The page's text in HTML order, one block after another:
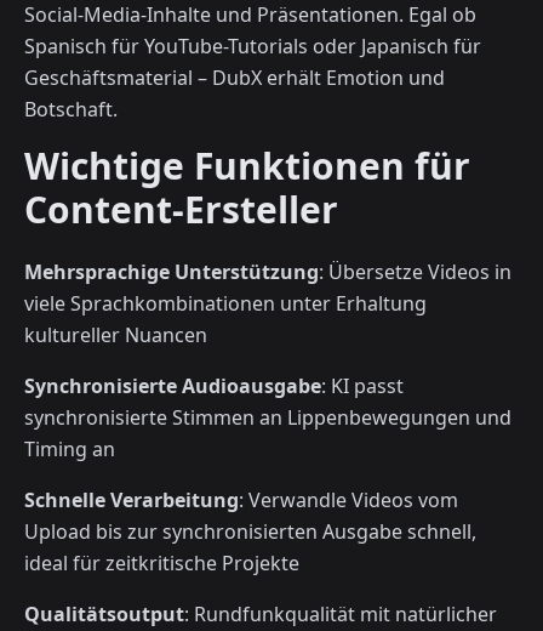
Social-Media-Inhalte und Präsentationen. Egal ob
Spanisch für YouTube-Tutorials oder Japanisch für
Geschäftsmaterial – DubX erhält Emotion und
Botschaft.
Wichtige Funktionen für
Content-Ersteller
Mehrsprachige Unterstützung: Übersetze Videos in
viele Sprachkombinationen unter Erhaltung
kultureller Nuancen
Synchronisierte Audioausgabe: KI passt
synchronisierte Stimmen an Lippenbewegungen und
Timing an
Schnelle Verarbeitung: Verwandle Videos vom
Upload bis zur synchronisierten Ausgabe schnell,
ideal für zeitkritische Projekte
Qualitätsoutput: Rundfunkqualität mit natürlicher